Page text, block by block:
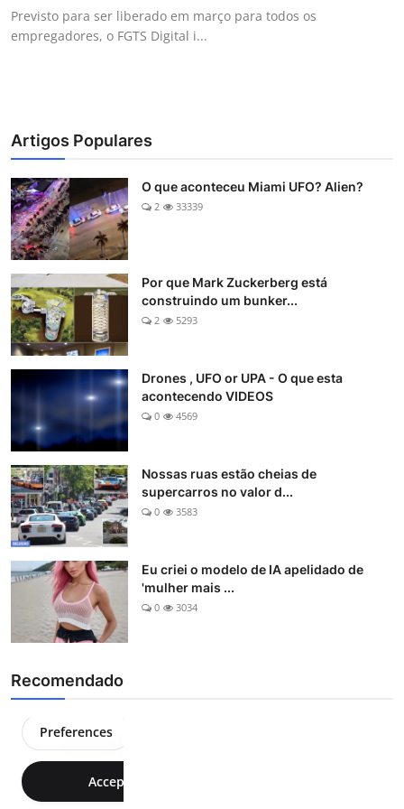
Previsto para ser liberado em março para todos os
empregadores, o FGTS Digital i...
Artigos Populares
O que aconteceu Miami UFO? Alien?
2 33339
Por que Mark Zuckerberg está
construindo um bunker...
2 5293
Drones , UFO or UPA - O que esta
acontecendo VIDEOS
0 4569
Nossas ruas estão cheias de
supercarros no valor d...
0 3583
Eu criei o modelo de IA apelidado de
'mulher mais ...
0 3034
Recomendado